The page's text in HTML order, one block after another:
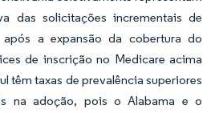
das solicitações incrementais de
a expansão da cobertura do
de inscrição no Medicare acima
têm taxas de prevalência superiores
na adoção, pois o Alabama e o